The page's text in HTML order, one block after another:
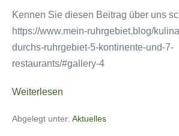
Kennen Sie diesen Beitrag über uns
https://www.mein-ruhrgebiet.blog/
durchs-ruhrgebiet-5-kontinente-und-7-
restaurants/#gallery-4
Weiterlesen
Abgelegt unter: Aktuelles